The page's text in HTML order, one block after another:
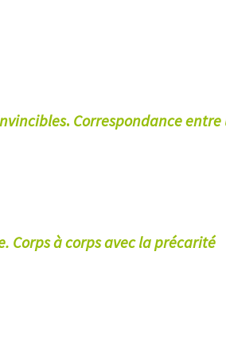
. Correspondance
Corps à corps avec la précarité